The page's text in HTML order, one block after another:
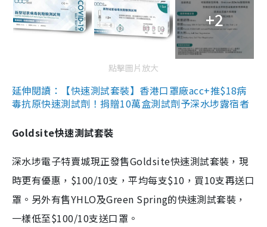
+2
點擊圖片放大
延伸閱讀：【快速測試套裝】香港口罩廠acc+推$18病
毒抗原快速測試劑！捐贈10萬盒測試劑予深水埗露宿者
Goldsite快速測試套裝
深水埗電子特賣城現正發售Goldsite快速測試套裝，現
時更有優惠，$100/10支，平均每支$10，買10支再送口
罩。另外有售YHLO及Green Spring的快速測試套裝，
一樣低至$100/10支送口罩。